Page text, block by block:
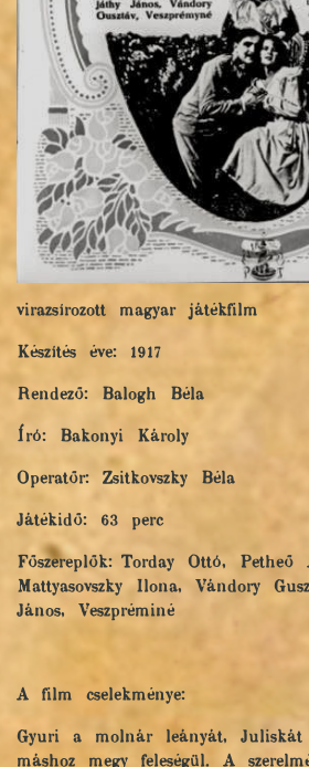
virazsírozott magyar játékfilm
Készítés éve: 1917
Rendező: Balogh Béla
Író: Bakonyi Károly
Operatőr: Zsitkovszky Béla
Játékidő: 63 perc
Főszereplők: Torday Ottó,
Mattyasovszky Ilona, Vándory
János, Veszpréminé
A film cselekménye:
Gyuri a molnár leányát,
máshoz megy feleségül. A